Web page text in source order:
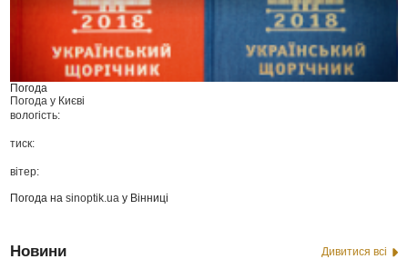
Погода
Погода у Києві
вологість:
тиск:
вітер:
Погода наsinoptik.ua у Вінниці
Новини Дивитися всі